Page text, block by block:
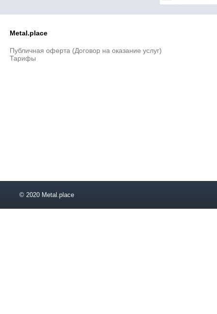
Metal.place
Публичная оферта (Договор на оказание услуг)
Тарифы
© 2020 Metal.place